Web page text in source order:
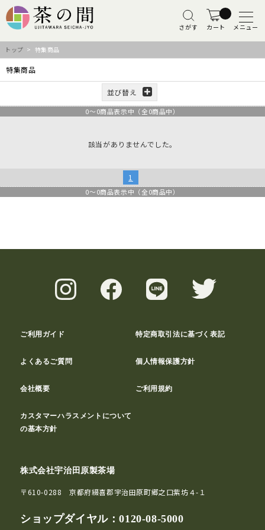
さがす カート メニュー
トップ > 特集商品
特集商品
並び替え
0～0商品表示中（全0商品中）
該当がありませんでした。
1
0～0商品表示中（全0商品中）
ご利用ガイド 特定商取引法に基づく表記
よくあるご質問 個人情報保護方針
会社概要 ご利用規約
カスタマーハラスメントについて
の基本方針
株式会社宇治田原製茶場
〒610-0288 京都府綴喜郡宇治田原町郷之口紫坊４-１
ショップダイヤル：0120-08-5000